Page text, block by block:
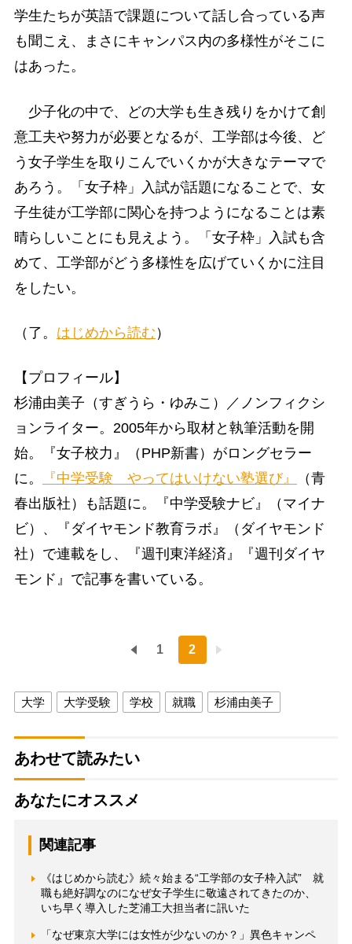
学生たちが英語で課題について話し合っている声
も聞こえ、まさにキャンパス内の多様性がそこに
はあった。
少子化の中で、どの大学も生き残りをかけて創
意工夫や努力が必要となるが、工学部は今後、ど
う女子学生を取りこんでいくかが大きなテーマで
あろう。「女子枠」入試が話題になることで、女
子生徒が工学部に関心を持つようになることは素
晴らしいことにも見えよう。「女子枠」入試も含
めて、工学部がどう多様性を広げていくかに注目
をしたい。
（了。 はじめから読む ）
【プロフィール】
杉浦由美子（すぎうら・ゆみこ）／ノンフィクシ
ョンライター。2005年から取材と執筆活動を開
始。『女子校力』（PHP新書）がロングセラー
に。
『中学受験 やってはいけない塾選び』
（青
春出版社）も話題に。『中学受験ナビ』（マイナ
ビ）、『ダイヤモンド教育ラボ』（ダイヤモンド
社）で連載をし、『週刊東洋経済』『週刊ダイヤ
モンド』で記事を書いている。
1 2
大学 大学受験 学校 就職 杉浦由美子
あわせて読みたい
あなたにオススメ
関連記事
《はじめから読む》続々始まる“工学部の女子枠入試” 就
職も絶好調なのになぜ女子学生に敬遠されてきたのか、
いち早く導入した芝浦工大担当者に訊いた
「なぜ東京大学には女性が少ないのか？」異色キャンペ